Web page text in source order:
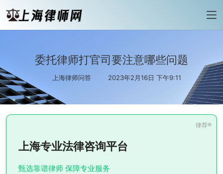
委托律师打官司要注意哪些问题
上海律师问答 2023年2月16日 下午9:11
上海专业法律咨询平台
甄选靠谱律师 保障专业服务